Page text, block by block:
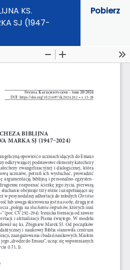
KS.
SJ (1947-
Pobierz